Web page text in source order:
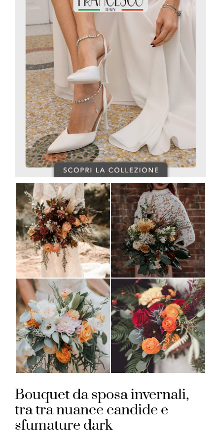
Bouquet da sposa invernali,
tra tra nuance candide e
sfumature dark